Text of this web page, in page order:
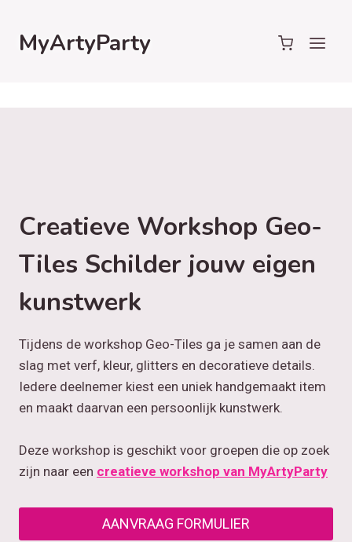
naar
inhoudMyArtyParty
Creatieve Workshop Geo-
Tiles Schilder jouw eigen
kunstwerk
Tijdens de workshop Geo-Tiles ga je samen aan de
slag met verf, kleur, glitters en decoratieve details.
Iedere deelnemer kiest een uniek handgemaakt item
en maakt daarvan een persoonlijk kunstwerk.
Deze workshop is geschikt voor groepen die op zoek
zijn naar een creatieve workshop van MyArtyParty
AANVRAAG FORMULIER